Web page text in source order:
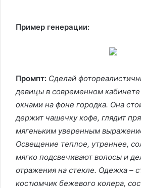
Пример генерации:
Промпт: Сделай
девицы в современном
окнами на фоне городка. Она
держит чашечку кофе, глядит
мягеньким уверенным
Освещение теплое, утреннее,
мягко подсвечивают волосы и
отражения на стекле. Одежка –
костюмчик бежевого колера,